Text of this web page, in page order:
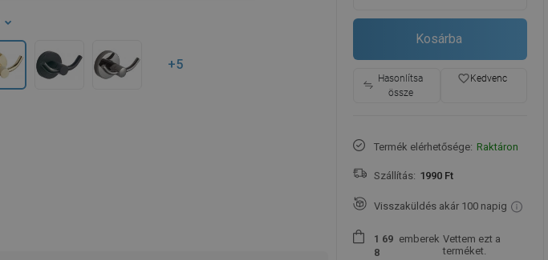
+5
Kosárba
Hasonlítsa
össze
favorite_borderKedvenc
Termék elérhetősége: Raktáron
Szállítás: 1990 Ft
Visszaküldés akár 100 napig
1 69
8
emberek Vettem ezt a
terméket.